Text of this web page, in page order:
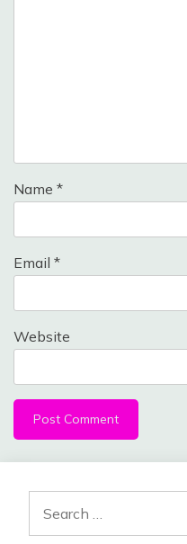
Name *
Email *
Website
for: